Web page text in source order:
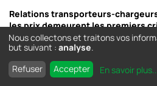
Relations transporteurs-
les prix demeurent les premiers
Nous collectons et traitons vos
but suivant : analyse.
Refuser
Accepter En savoir plus